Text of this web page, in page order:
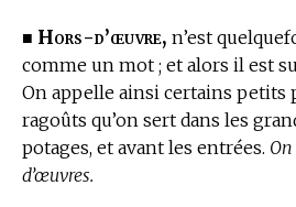
■ Hors-d’œuvre, n’est
comme un mot ; et alors il est
On appelle ainsi certains petits
ragoûts qu’on sert dans les
potages, et avant les entrées.
d’œuvres.